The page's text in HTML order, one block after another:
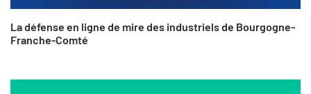
La défense en ligne de mire des industriels de Bourgogne-
Franche-Comté